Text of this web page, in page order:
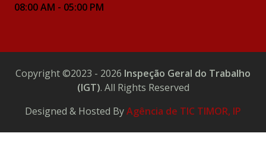
08:00 AM - 05:00 PM
Copyright ©2023 - 2026 Inspeção Geral do Trabalho
(IGT). All Rights Reserved
Designed & Hosted ByAgência de TIC TIMOR, IP